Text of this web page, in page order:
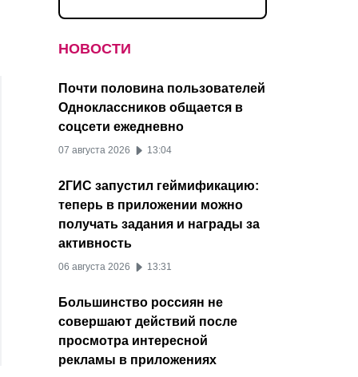
НОВОСТИ
Почти половина пользователей
Одноклассников общается в
соцсети ежедневно
07 августа 2026 13:04
2ГИС запустил геймификацию:
теперь в приложении можно
получать задания и награды за
активность
06 августа 2026 13:31
Большинство россиян не
совершают действий после
просмотра интересной
рекламы в приложениях